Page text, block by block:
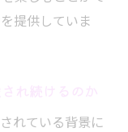
提供していま
れている背景に